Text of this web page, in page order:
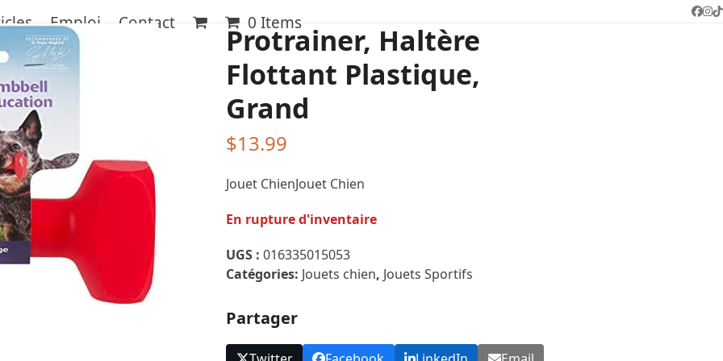
Emploi Contact 0 Items
Protrainer, Haltère
Flottant Plastique,
Grand
$13.99
Jouet ChienJouet Chien
En rupture d'inventaire
UGS :016335015053
Catégories: Jouets chien, Jouets Sportifs
Partager